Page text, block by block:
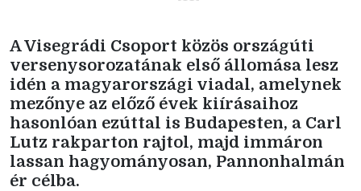
A Visegrádi Csoport közös országúti
versenysorozatának első állomása lesz
idén a magyarországi viadal, amelynek
mezőnye az előző évek kiírásaihoz
hasonlóan ezúttal is Budapesten, a Carl
Lutz rakparton rajtol, majd immáron
lassan hagyományosan, Pannonhalmán
ér célba.